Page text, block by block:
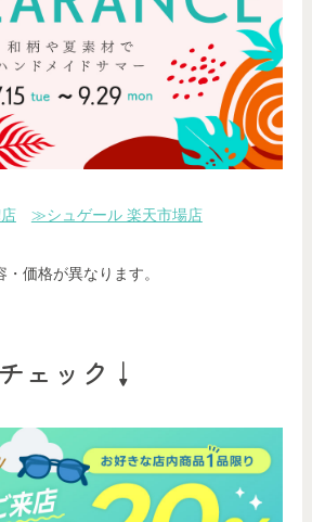
≫シュゲール 楽天市場店
価格が異なります。
ェック↓